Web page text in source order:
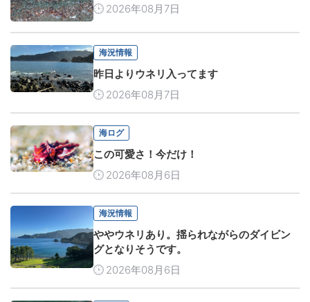
2026年08月7日
海況情報
昨日よりウネリ入ってます
2026年08月7日
海ログ
この可愛さ！今だけ！
2026年08月6日
海況情報
ややウネリあり。揺られながらのダイビン
グとなりそうです。
2026年08月6日